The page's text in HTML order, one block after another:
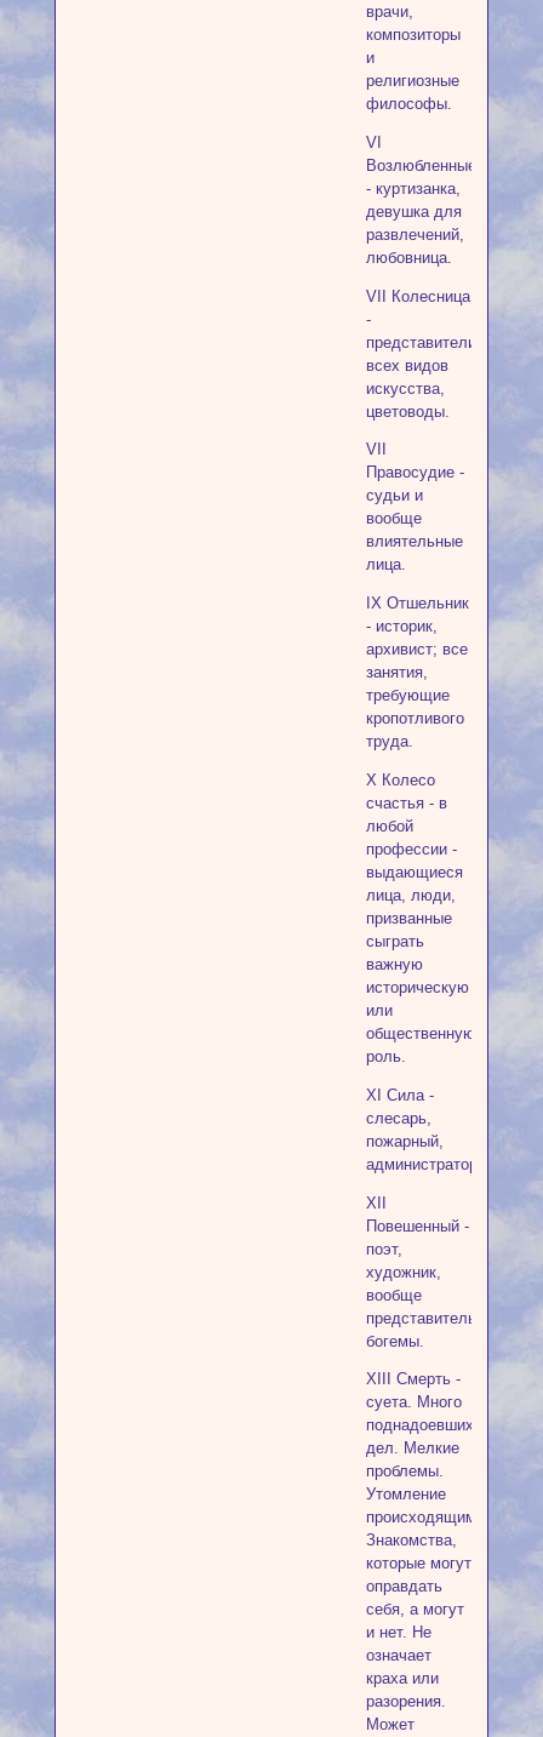
врачи,
композиторы
и
религиозные
философы.
VI
Возлюбленные
- куртизанка,
девушка для
развлечений,
любовница.
VII Колесница
-
представители
всех видов
искусства,
цветоводы.
VII
Правосудие -
судьи и
вообще
влиятельные
лица.
IX Отшельник
- историк,
архивист; все
занятия,
требующие
кропотливого
труда.
X Колесо
счастья - в
любой
профессии -
выдающиеся
лица, люди,
призванные
сыграть
важную
историческую
или
общественную
роль.
XI Сила -
слесарь,
пожарный,
администратор.
XII
Повешенный -
поэт,
художник,
вообще
представитель
богемы.
XIII Смерть -
суета. Много
поднадоевших
дел. Мелкие
проблемы.
Утомление
происходящим.
Знакомства,
которые могут
оправдать
себя, а могут
и нет. Не
означает
краха или
разорения.
Может